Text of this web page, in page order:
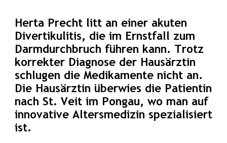
Herta Precht litt an einer akuten
Divertikulitis, die im Ernstfall zum
Darmdurchbruch führen kann. Trotz
korrekter Diagnose der Hausärztin
schlugen die Medikamente nicht an.
Die Hausärztin überwies die Patientin
nach St. Veit im Pongau, wo man auf
innovative Altersmedizin spezialisiert
ist.